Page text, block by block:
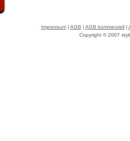
Impressum| AGB | AGB kommerziell|
Copyright © 2007